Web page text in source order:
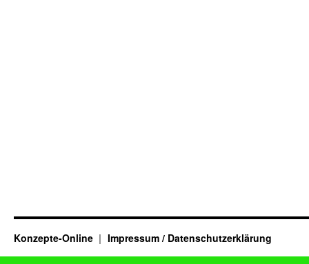
Konzepte-Online Impressum / Datenschutzerklärung